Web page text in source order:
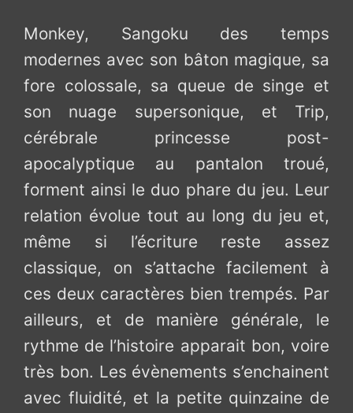
Monkey, Sangoku des temps
modernes avec son bâton magique, sa
fore colossale, sa queue de singe et
son nuage supersonique, et Trip,
cérébrale princesse post-
apocalyptique au pantalon troué,
forment ainsi le duo phare du jeu. Leur
relation évolue tout au long du jeu et,
même si l’écriture reste assez
classique, on s’attache facilement à
ces deux caractères bien trempés. Par
ailleurs, et de manière générale, le
rythme de l’histoire apparait bon, voire
très bon. Les évènements s’enchainent
avec fluidité, et la petite quinzaine de